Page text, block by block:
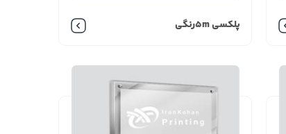
پلکسی 5mرنگی